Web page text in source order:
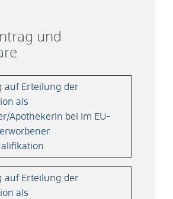
und
auf Erteilung der
als
Apothekerin bei im EU-
auf Erteilung der
als